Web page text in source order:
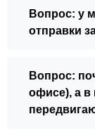
Вопрос: у
отправки
Вопрос:
офисе), а в